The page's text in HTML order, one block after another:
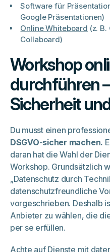
Software für
Google Präsentationen)
Online Whiteboard (z.
Collaboard)
Workshop
durchführen
Sicherheit
Du musst einen
DSGVO-sicher machen.
daran hat die Wahl der
Workshop. Grundsätzlich
„Datenschutz durch
datenschutzfreundliche
vorgeschrieben. Deshalb
Anbieter zu wählen, die
per se erfüllen.
Achte auf Dienste mit